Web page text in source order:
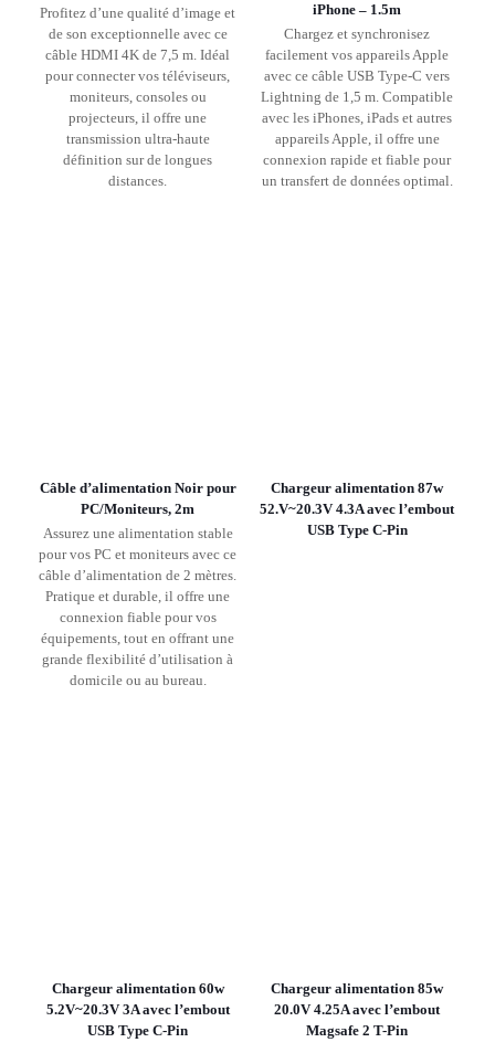
Profitez d’une qualité d’image et
de son exceptionnelle avec ce
câble HDMI 4K de 7,5 m. Idéal
pour connecter vos téléviseurs,
moniteurs, consoles ou
projecteurs, il offre une
transmission ultra-haute
définition sur de longues
distances.
iPhone – 1.5m
Chargez et synchronisez
facilement vos appareils Apple
avec ce câble USB Type-C vers
Lightning de 1,5 m. Compatible
avec les iPhones, iPads et autres
appareils Apple, il offre une
connexion rapide et fiable pour
un transfert de données optimal.
Câble d’alimentation Noir pour
PC/Moniteurs, 2m
Assurez une alimentation stable
pour vos PC et moniteurs avec ce
câble d’alimentation de 2 mètres.
Pratique et durable, il offre une
connexion fiable pour vos
équipements, tout en offrant une
grande flexibilité d’utilisation à
domicile ou au bureau.
Chargeur alimentation 87w
52.V~20.3V 4.3A avec l’embout
USB Type C-Pin
Chargeur alimentation 60w
5.2V~20.3V 3A avec l’embout
USB Type C-Pin
Chargeur alimentation 85w
20.0V 4.25A avec l’embout
Magsafe 2 T-Pin